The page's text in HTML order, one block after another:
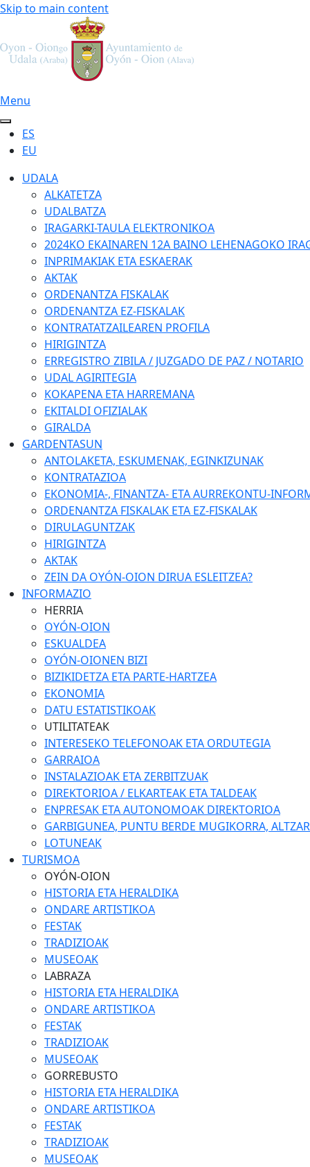
Skip to main content
Menu
ES
EU
UDALA
ALKATETZA
UDALBATZA
IRAGARKI-TAULA ELEKTRONIKOA
2024KO EKAINAREN 12A BAINO LEHENAGOKO
INPRIMAKIAK ETA ESKAERAK
AKTAK
ORDENANTZA FISKALAK
ORDENANTZA EZ-FISKALAK
KONTRATATZAILEAREN PROFILA
HIRIGINTZA
ERREGISTRO ZIBILA / JUZGADO DE PAZ / NOTARIO
UDAL AGIRITEGIA
KOKAPENA ETA HARREMANA
EKITALDI OFIZIALAK
GIRALDA
GARDENTASUN
ANTOLAKETA, ESKUMENAK, EGINKIZUNAK
KONTRATAZIOA
EKONOMIA-, FINANTZA- ETA AURREKONTU-
ORDENANTZA FISKALAK ETA EZ-FISKALAK
DIRULAGUNTZAK
HIRIGINTZA
AKTAK
ZEIN DA OYÓN-OION DIRUA ESLEITZEA?
INFORMAZIO
HERRIA
OYÓN-OION
ESKUALDEA
OYÓN-OIONEN BIZI
BIZIKIDETZA ETA PARTE-HARTZEA
EKONOMIA
DATU ESTATISTIKOAK
UTILITATEAK
INTERESEKO TELEFONOAK ETA ORDUTEGIA
GARRAIOA
INSTALAZIOAK ETA ZERBITZUAK
DIREKTORIOA / ELKARTEAK ETA TALDEAK
ENPRESAK ETA AUTONOMOAK DIREKTORIOA
GARBIGUNEA, PUNTU BERDE MUGIKORRA,
LOTUNEAK
TURISMOA
OYÓN-OION
HISTORIA ETA HERALDIKA
ONDARE ARTISTIKOA
FESTAK
TRADIZIOAK
MUSEOAK
LABRAZA
HISTORIA ETA HERALDIKA
ONDARE ARTISTIKOA
FESTAK
TRADIZIOAK
MUSEOAK
GORREBUSTO
HISTORIA ETA HERALDIKA
ONDARE ARTISTIKOA
FESTAK
TRADIZIOAK
MUSEOAK